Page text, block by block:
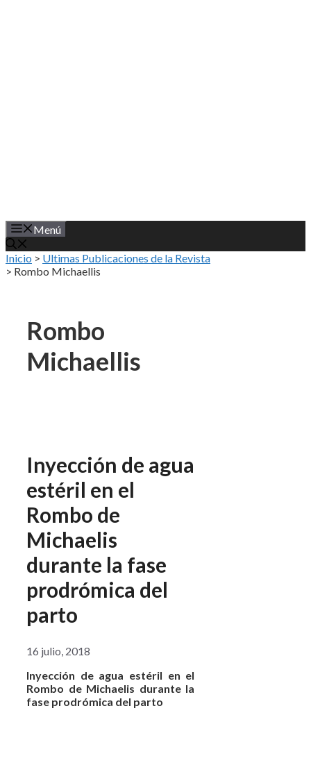
Menú
Inicio > Ultimas Publicaciones de la Revista
> Rombo Michaellis
Rombo
Michaellis
Inyección de agua
estéril en el
Rombo de
Michaelis
durante la fase
prodrómica del
parto
16 julio, 2018
Inyección de agua estéril en el
Rombo de Michaelis durante la
fase prodrómica del parto